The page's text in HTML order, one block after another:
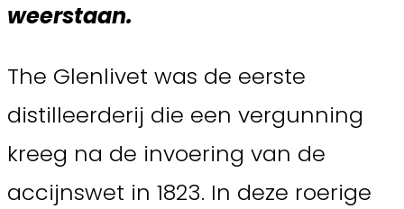
weerstaan.
The Glenlivet was de eerste
distilleerderij die een vergunning
kreeg na de invoering van de
accijnswet in 1823. In deze roerige